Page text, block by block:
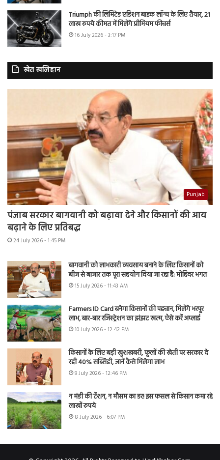
Triumph की लिमिटेड एडिशन बाइक लॉन्च के लिए तैयार, 21
लाख रुपये कीमत में मिलेंगे प्रीमियम फीचर्स
16 July 2026 - 3:17 PM
खेत खलिहान
Punjab
पंजाब सरकार बागवानी को बढ़ावा देने और किसानों की आय
बढ़ाने के लिए प्रतिबद्ध
24 July 2026 - 1:45 PM
बागवानी को लाभकारी व्यवसाय बनाने के लिए किसानों को
बीज से बाजार तक पूरा सहयोग दिया जा रहा है: मोहिंदर भगत
15 July 2026 - 11:43 AM
Farmers ID Card बनेगा किसानों की पहचान, मिलेंगे भरपूर
लाभ, बार-बार रजिस्ट्रेशन का झंझट खत्म, ऐसे करें अप्लाई
10 July 2026 - 12:42 PM
किसानों के लिए बड़ी खुशखबरी, फूलों की खेती पर सरकार दे
रही 40% सब्सिडी, जानें कैसे मिलेगा लाभ
9 July 2026 - 12:46 PM
न मंडी की टेंशन, न मौसम का डर! इस फसल से किसान कमा रहे
लाखों रुपये
8 July 2026 - 6:07 PM